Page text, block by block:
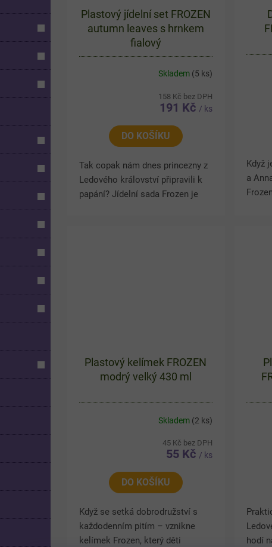
Plastový jídelní set FROZEN
autumn leaves s hrnkem
fialový
Skladem (5 ks)
158 Kč bez DPH
191 Kč / ks
DO KOŠÍKU
Tak copak nám dnes princezny z
Ledového království připravili k
papání? Jídelní sada Frozen je
Když
a
Plastový kelímek FROZEN
modrý velký 430 ml
Skladem (2 ks)
45 Kč bez DPH
55 Kč / ks
DO KOŠÍKU
Když se setká dobrodružství s
každodenním pitím – vznikne
kelímek Frozen, který děti
hodí